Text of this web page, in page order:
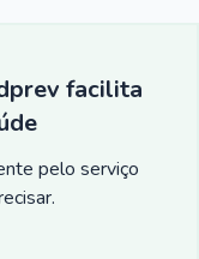
facilita
pelo serviço